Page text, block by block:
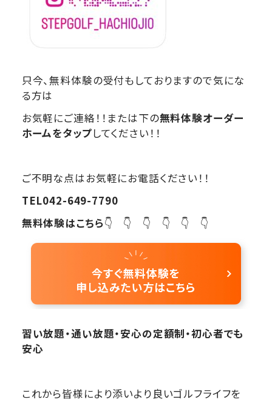
只今、無料体験の受付もしておりますので気にな
る方は
お気軽にご連絡！！または下の無料体験オーダー
ホームをタップしてください！！
ご不明な点はお気軽にお電話ください！！
TEL042-649-7790
無料体験はこちら👇 👇 👇 👇 👇 👇
習い放題・通い放題・安心の定額制・初心者でも
安心
これから皆様により添いより良いゴルフライフを